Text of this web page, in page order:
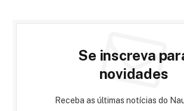
Se inscreva
novidades
Receba as últimas notícias do